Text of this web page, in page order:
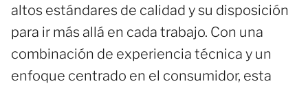
altos estándares de calidad y su disposición
para ir más allá en cada trabajo. Con una
combinación de experiencia técnica y un
enfoque centrado en el consumidor, esta